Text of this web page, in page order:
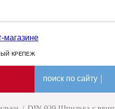
КРЕПЕЖ
поиск по сайту